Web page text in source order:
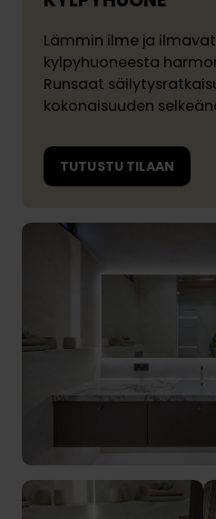
Lämmin ilme ja
kylpyhuoneesta
Runsaat
kokonaisuuden
TUTUSTU TILAAN